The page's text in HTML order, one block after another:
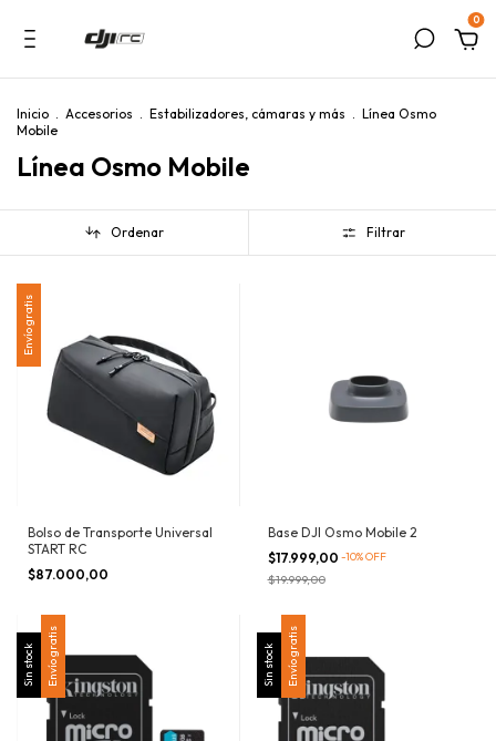
0
Inicio . Accesorios . Estabilizadores, cámaras y más . Línea Osmo
Mobile
Línea Osmo Mobile
Ordenar Filtrar
Envío gratis
Bolso de Transporte Universal
START RC
$87.000,00
Base DJI Osmo Mobile 2
$17.999,00 -10%OFF
$19.999,00
Sin stock Envío gratis Sin stock Envío gratis